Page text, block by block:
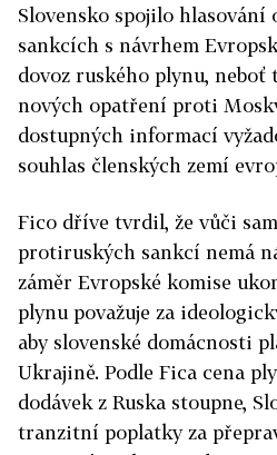
Slovensko spojilo
sankcích s návrhem
dovoz ruského plynu,
nových opatření proti
dostupných informací
souhlas členských zemí
Fico dříve tvrdil, že vůči
protiruských sankcí nemá
záměr Evropské komise
plynu považuje za
aby slovenské domácnosti
Ukrajině. Podle Fica cena
dodávek z Ruska stoupne,
tranzitní poplatky za